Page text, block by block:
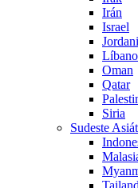
Irán
Israel
Líbano
Oman
Qatar
Siria
Sudeste